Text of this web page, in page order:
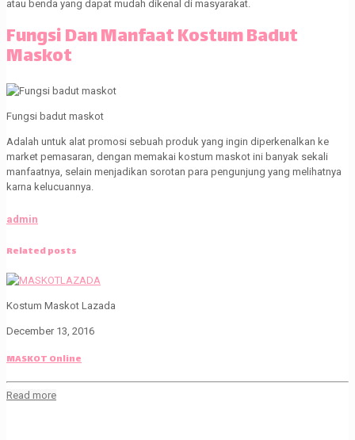
atau benda yang dapat mudah dikenal di masyarakat.
Fungsi Dan Manfaat Kostum Badut
Maskot
Fungsi badut maskot
Adalah untuk alat promosi sebuah produk yang ingin diperkenalkan ke
market pemasaran, dengan memakai kostum maskot ini banyak sekali
manfaatnya, selain menjadikan sorotan para pengunjung yang melihatnya
karna kelucuannya.
admin
Related posts
Kostum Maskot Lazada
December 13, 2016
MASKOT Online
Read more